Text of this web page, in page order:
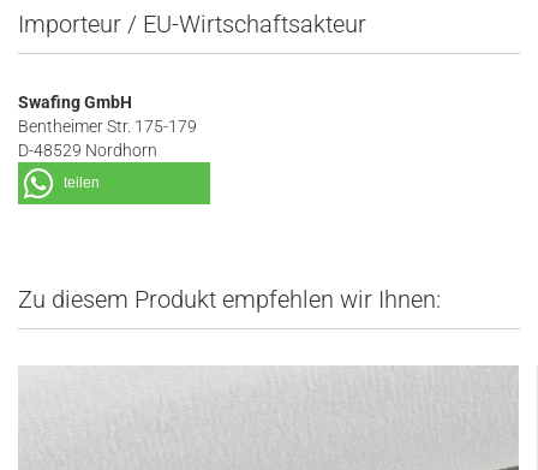
Importeur / EU-Wirtschaftsakteur
Swafing GmbH
Bentheimer Str. 175-179
D-48529 Nordhorn
teilen
Zu diesem Produkt empfehlen wir Ihnen: